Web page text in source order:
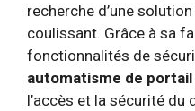
recherche d’une
coulissant. Grâce à sa
fonctionnalités de
automatisme de portail
l’accès et la sécurité du